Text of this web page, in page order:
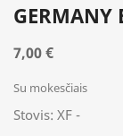
GERMANY
7,00 €
Su mokesčiais
Stovis: XF -